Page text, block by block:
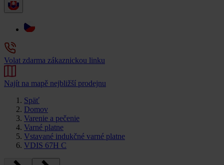
Volat zdarma zákaznickou linku
Najít na mapě nejbližší prodejnu
Späť
Domov
Varenie a pečenie
Varné platne
Vstavané indukčné varné platne
VDIS 67H C